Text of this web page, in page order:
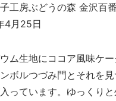
工房ぶどうの森 金沢百
4月25日
ム生地にココア風味ケ
ボルつづみ門とそれを
っています。ゆっくり